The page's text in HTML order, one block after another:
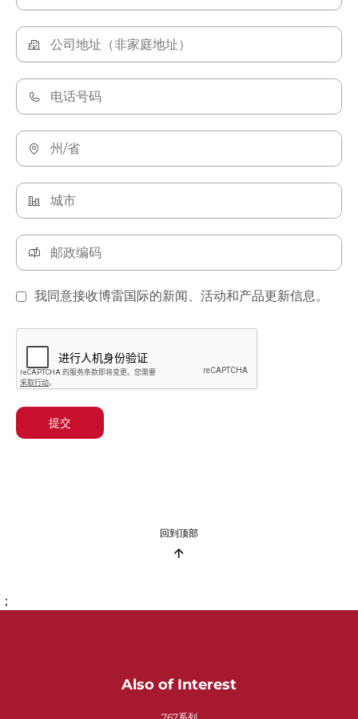
我同意接收博雷国际的新闻、活动和产品更新信息。
提交
回到顶部
；
Also of Interest